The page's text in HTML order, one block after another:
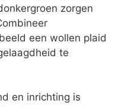
zorgen
een wollen plaid
te
en inrichting is